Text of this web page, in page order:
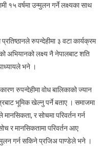
वर्षमा उन्मुलन गर्ने लक्ष्यका साथ
रुपन्देहीमा ३ वटा कार्यक्रम
अभियानको लक्ष्य नै नेपालबाट शति
भने ।
रुपन्देहीमा वोध बालिकाको ज्यान
भूमिक खेल्नु पर्ने बताए । समाजमा
र सोचमा परिवर्तन गर्न
र मानसिकतामा परिवर्तन आए
गर्न सकिने प्रजिअ पाण्डेले भने ।